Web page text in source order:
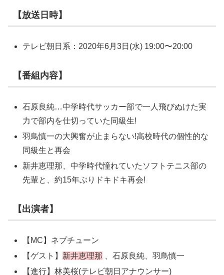
【放送日時】
テレビ朝日系：2020年6月3日(水) 19:00〜20:00
【番組内容】
石原良純…中学時代サッカー部で一人飛びぬけた実
力で部内を仕切っていた同級生!
羽鳥慎一の大興奮が止まらない!高校時代の個性的な
同級生と再会
新井恵理那、中学時代憧れていたソフトテニス部の
先輩と、約15年ぶりドキドキ再会!
【出演者】
【MC】ネプチューン
【ゲスト】 新井恵理那 、石原良純、羽鳥慎一
【進行】林美桜(テレビ朝日アナウンサー)